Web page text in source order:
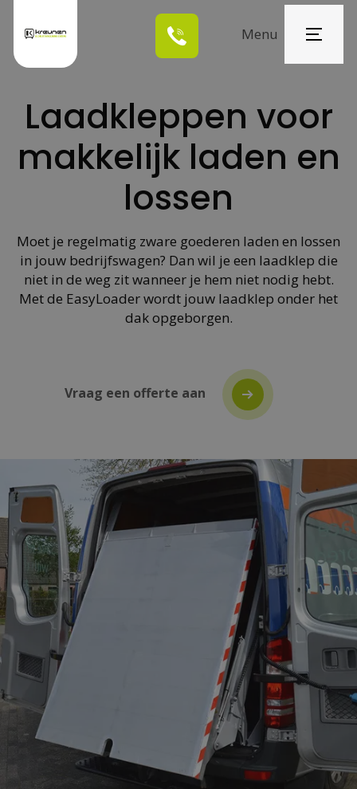
Menu
Oplossingen
Over ons
Projecten
Contact
Laadkleppen voor
makkelijk laden en
lossen
Moet je regelmatig zware goederen laden en lossen
in jouw bedrijfswagen? Dan wil je een laadklep die
niet in de weg zit wanneer je hem niet nodig hebt.
Met de EasyLoader wordt jouw laadklep onder het
dak opgeborgen.
Vraag een offerte aan